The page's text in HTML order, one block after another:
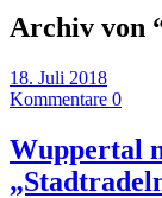
Archiv von
18. Juli 2018
Kommentare 0
Wuppertal